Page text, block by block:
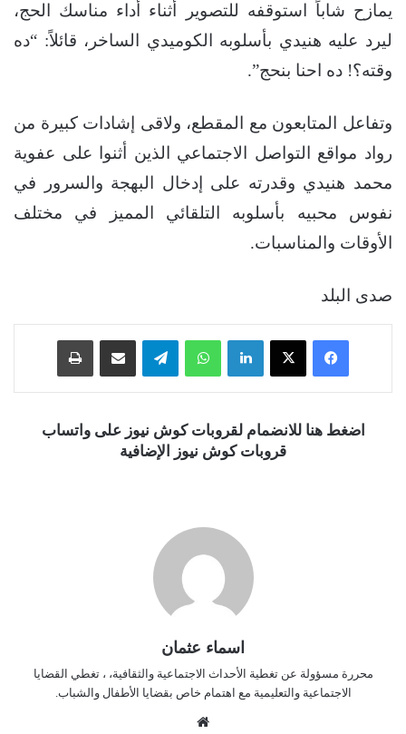
يمازح شاباً استوقفه للتصوير أثناء أداء مناسك الحج،
ليرد عليه هنيدي بأسلوبه الكوميدي الساخر، قائلاً: “ده
وقته؟! ده احنا بنحج”.
وتفاعل المتابعون مع المقطع، ولاقى إشادات كبيرة من
رواد مواقع التواصل الاجتماعي الذين أثنوا على عفوية
محمد هنيدي وقدرته على إدخال البهجة والسرور في
نفوس محبيه بأسلوبه التلقائي المميز في مختلف
الأوقات والمناسبات.
صدى البلد
فيسبوك ‫X لينكدإن واتساب تيلقرام
اضغط هنا للانضمام لقروبات كوش نيوز على واتساب
قروبات كوش نيوز الإضافية
اسماء عثمان
محررة مسؤولة عن تغطية الأحداث الاجتماعية والثقافية، ، تغطي القضايا
الاجتماعية والتعليمية مع اهتمام خاص بقضايا الأطفال والشباب.